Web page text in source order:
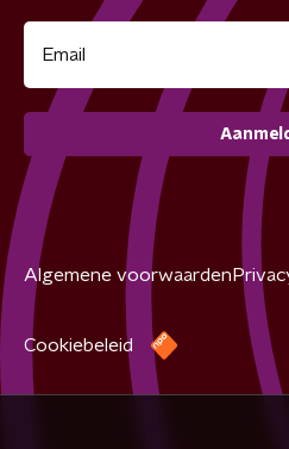
Algemene voorwaarden
Cookiebeleid